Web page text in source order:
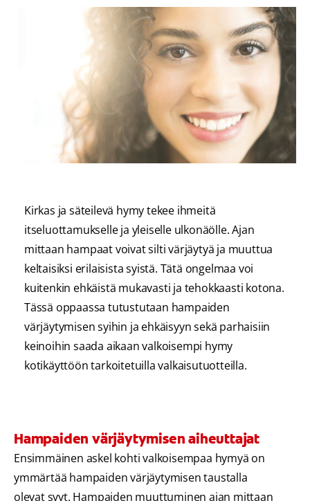
LÖYDÄ TÄYDELLINEN TUOTE
AMMATTILAISILLE
FI (FI)
Kirkas ja säteilevä hymy tekee ihmeitä
itseluottamukselle ja yleiselle ulkonäölle. Ajan
mittaan hampaat voivat silti värjäytyä ja muuttua
keltaisiksi erilaisista syistä. Tätä ongelmaa voi
kuitenkin ehkäistä mukavasti ja tehokkaasti kotona.
Tässä oppaassa tutustutaan hampaiden
värjäytymisen syihin ja ehkäisyyn sekä parhaisiin
keinoihin saada aikaan valkoisempi hymy
kotikäyttöön tarkoitetuilla valkaisutuotteilla.
Hampaiden värjäytymisen aiheuttajat
Ensimmäinen askel kohti valkoisempaa hymyä on
ymmärtää hampaiden värjäytymisen taustalla
olevat syyt. Hampaiden muuttuminen ajan mittaan